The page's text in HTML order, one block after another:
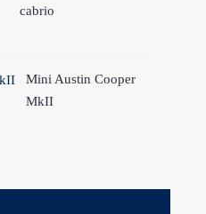
cabrio
Mini Austin Cooper
MkII